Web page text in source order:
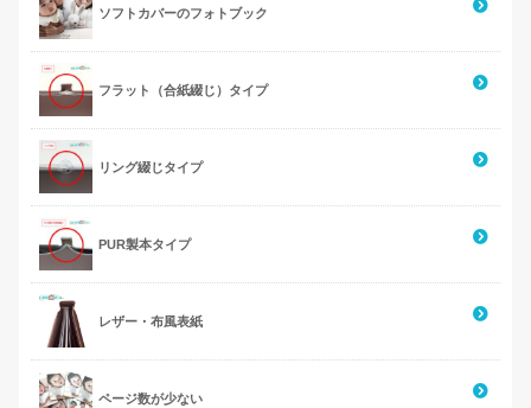
ソフトカバーのフォトブック
フラット（合紙綴じ）タイプ
リング綴じタイプ
PUR製本タイプ
レザー・布風表紙
ページ数が少ない